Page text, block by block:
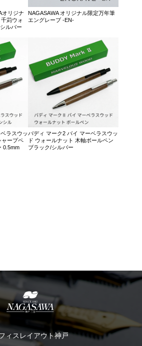
オリジナ
苅ウォ
ルバー
NAGASAWA オリジナル限定万年筆
エングレーブ -EN-
ラスウッ
ャープペ
0.5mm
バディ マーク2 バイ マーベラスウッ
ド ウォールナット 木軸ボールペン
ブラック/シルバー
ィスレイアウト神戸